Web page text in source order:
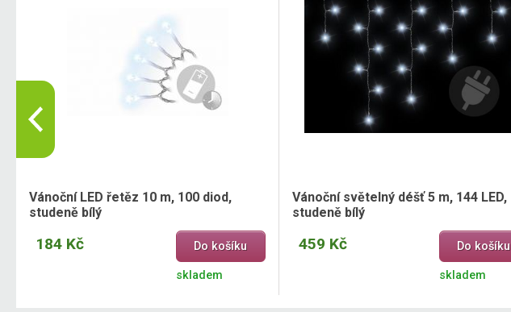
Vánoční LED řetěz 10 m, 100 diod,
studeně bílý
184 Kč Do košíku
skladem
Vánoční světelný déšť 5 m, 144 LED,
studeně bílý
459 Kč Do košíku
skladem